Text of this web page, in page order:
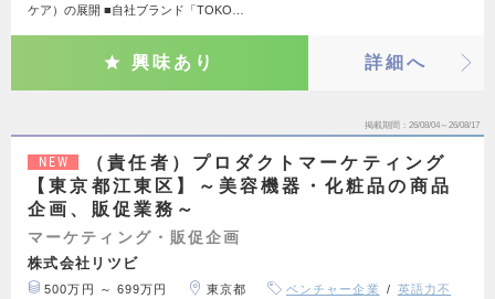
ケア）の展開 ■自社ブランド「TOKO…
興味あり 詳細へ
掲載期間 26/08/04～26/08/17
NEW
（責任者）プロダクトマーケティング
【東京都江東区】～美容機器・化粧品の商品
企画、販促業務～
マーケティング・販促企画
株式会社リツビ
500万円 ～ 699万円 東京都 ベンチャー企業
英語力不